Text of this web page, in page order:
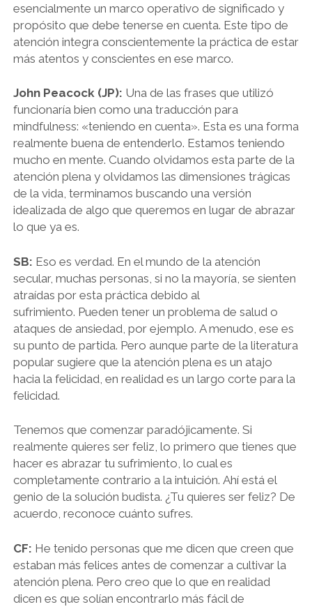
esencialmente un marco operativo de significado y
propósito que debe tenerse en cuenta. Este tipo de
atención integra conscientemente la práctica de estar
más atentos y conscientes en ese marco.
John Peacock (JP): Una de las frases que utilizó
funcionaría bien como una traducción para
mindfulness: «teniendo en cuenta». Esta es una forma
realmente buena de entenderlo. Estamos teniendo
mucho en mente. Cuando olvidamos esta parte de la
atención plena y olvidamos las dimensiones trágicas
de la vida, terminamos buscando una versión
idealizada de algo que queremos en lugar de abrazar
lo que ya es.
SB: Eso es verdad. En el mundo de la atención
secular, muchas personas, si no la mayoría, se sienten
atraídas por esta práctica debido al
sufrimiento. Pueden tener un problema de salud o
ataques de ansiedad, por ejemplo. A menudo, ese es
su punto de partida. Pero aunque parte de la literatura
popular sugiere que la atención plena es un atajo
hacia la felicidad, en realidad es un largo corte para la
felicidad.
Tenemos que comenzar paradójicamente. Si
realmente quieres ser feliz, lo primero que tienes que
hacer es abrazar tu sufrimiento, lo cual es
completamente contrario a la intuición. Ahí está el
genio de la solución budista. ¿Tu quieres ser feliz? De
acuerdo, reconoce cuánto sufres.
CF: He tenido personas que me dicen que creen que
estaban más felices antes de comenzar a cultivar la
atención plena. Pero creo que lo que en realidad
dicen es que solían encontrarlo más fácil de